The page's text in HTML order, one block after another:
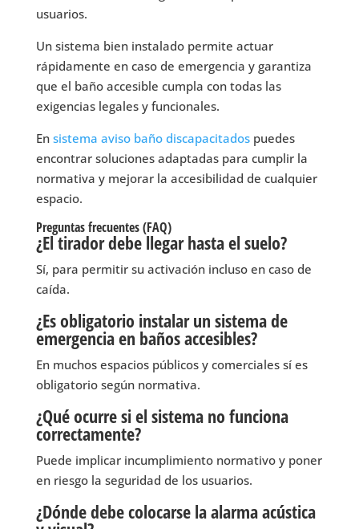
usuarios.
Un sistema bien instalado permite actuar
rápidamente en caso de emergencia y garantiza
que el baño accesible cumpla con todas las
exigencias legales y funcionales.
En sistema aviso baño discapacitadospuedes
encontrar soluciones adaptadas para cumplir la
normativa y mejorar la accesibilidad de cualquier
espacio.
Preguntas frecuentes (FAQ)
¿El tirador debe llegar hasta el suelo?
Sí, para permitir su activación incluso en caso de
caída.
¿Es obligatorio instalar un sistema de
emergencia en baños accesibles?
En muchos espacios públicos y comerciales sí es
obligatorio según normativa.
¿Qué ocurre si el sistema no funciona
correctamente?
Puede implicar incumplimiento normativo y poner
en riesgo la seguridad de los usuarios.
¿Dónde debe colocarse la alarma acústica